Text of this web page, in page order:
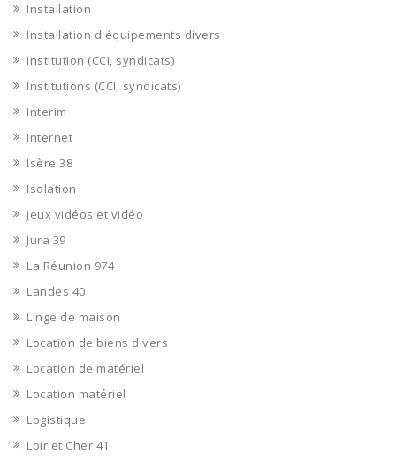
Installation
Installation d'équipements divers
Institution (CCI, syndicats)
Institutions (CCI, syndicats)
Interim
Internet
Isère 38
Isolation
jeux vidéos et vidéo
Jura 39
La Réunion 974
Landes 40
Linge de maison
Location de biens divers
Location de matériel
Location matériel
Logistique
Loir et Cher 41